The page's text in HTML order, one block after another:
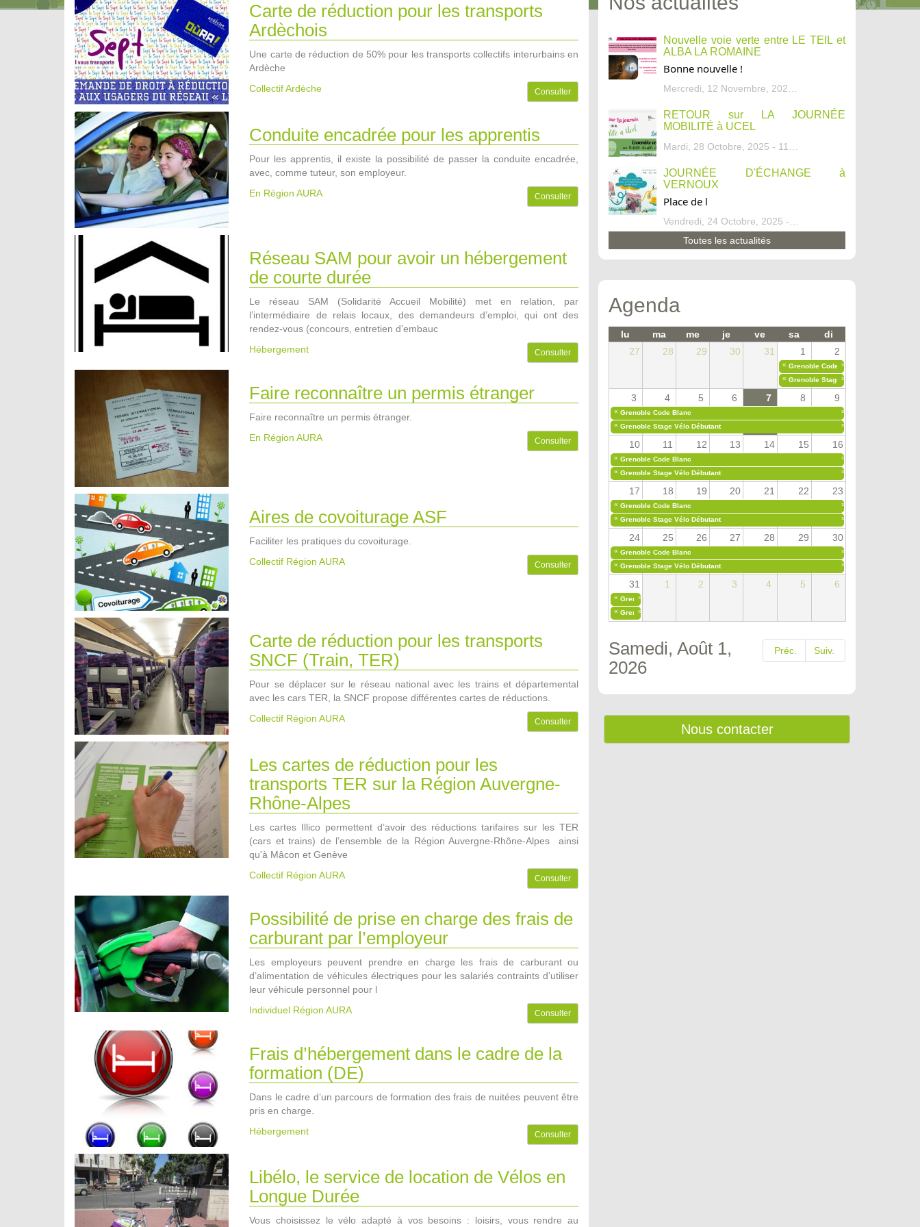
Carte de réduction pour les transports
Ardèchois
Une carte de réduction de 50% pour les transports collectifs interurbains en
Ardèche
Collectif Ardèche
Consulter
Conduite encadrée pour les apprentis
Pour les apprentis, il existe la possibilité de passer la conduite encadrée,
avec, comme tuteur, son employeur.
En Région AURA
Consulter
Réseau SAM pour avoir un hébergement
de courte durée
Le réseau SAM (Solidarité Accueil Mobilité) met en relation, par
l’intermédiaire de relais locaux, des demandeurs d’emploi, qui ont des
rendez-vous (concours, entretien d’embauc
Hébergement
Consulter
Faire reconnaître un permis étranger
Faire reconnaître un permis étranger.
En Région AURA
Consulter
Aires de covoiturage ASF
Faciliter les pratiques du covoiturage.
Collectif Région AURA
Consulter
Carte de réduction pour les transports
SNCF (Train, TER)
Pour se déplacer sur le réseau national avec les trains et départemental
avec les cars TER, la SNCF propose différentes cartes de réductions.
Collectif Région AURA
Consulter
Les cartes de réduction pour les
transports TER sur la Région Auvergne-
Rhône-Alpes
Les cartes Illico permettent d’avoir des réductions tarifaires sur les TER
(cars et trains) de l’ensemble de la Région Auvergne-Rhône-Alpes ainsi
qu'à Mâcon et Genève
Collectif Région AURA
Consulter
Possibilité de prise en charge des frais de
carburant par l’employeur
Les employeurs peuvent prendre en charge les frais de carburant ou
d’alimentation de véhicules électriques pour les salariés contraints d’utiliser
leur véhicule personnel pour l
Individuel Région AURA
Consulter
Frais d’hébergement dans le cadre de la
formation (DE)
Dans le cadre d’un parcours de formation des frais de nuitées peuvent être
pris en charge.
Hébergement
Consulter
Libélo, le service de location de Vélos en
Longue Durée
Vous choisissez le vélo adapté à vos besoins : loisirs, vous rendre au
Nouvelle voie verte entre LE TEIL et
ALBA LA ROMAINE
Bonne nouvelle !
RETOUR sur LA JOURNÉE
MOBILITÉ à UCEL
JOURNÉE D'ÉCHANGE à
VERNOUX
Place de l
Toutes les actualités
Agenda
lu ma me je ve sa
di
27
28 29 30 31 1 2
« Grenoble Code Blanc
»
« Grenoble Stage Vélo Débutant
»
3 4 5 6 7 8 9
« Grenoble Code Blanc
»
« Grenoble Stage Vélo Débutant »
10 11 12 13 14 15 16
« Grenoble Code Blanc
»
« Grenoble Stage Vélo Débutant »
17 18 19 20 21 22 23
« Grenoble Code Blanc
»
« Grenoble Stage Vélo Débutant »
24 25 26 27 28 29 30
« Grenoble Code Blanc
»
« Grenoble Stage Vélo Débutant »
31 1 2 3 4 5 6
« Grenoble Code Blanc
»
« Grenoble Stage Vélo Débutant
»
Préc. Suiv.
Samedi, Août 1,
2026
Nous contacter